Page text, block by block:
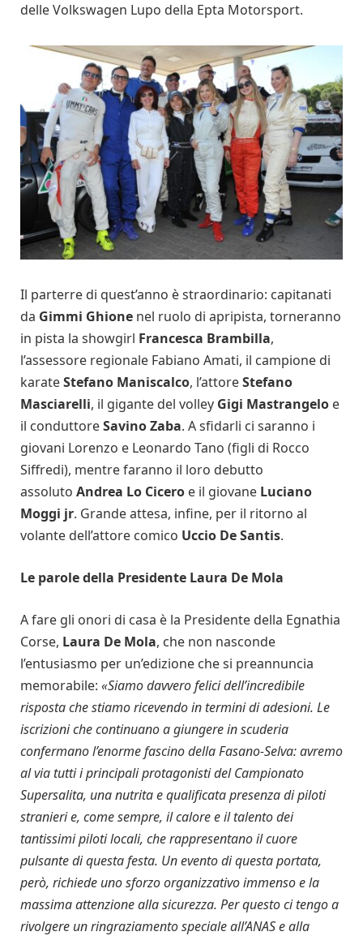
delle Volkswagen Lupo della Epta Motorsport.
Il parterre di quest’anno è straordinario: capitanati
da Gimmi Ghione nel ruolo di apripista, torneranno
in pista la showgirl Francesca Brambilla,
l’assessore regionale Fabiano Amati, il campione di
karateStefano Maniscalco, l’attoreStefano
Masciarelli, il gigante del volley Gigi Mastrangelo e
il conduttoreSavino Zaba. A sfidarli ci saranno i
giovani Lorenzo e Leonardo Tano (figli di Rocco
Siffredi), mentre faranno il loro debutto
assoluto Andrea Lo Cicero e il giovane Luciano
Moggi jr. Grande attesa, infine, per il ritorno al
volante dell’attore comico Uccio De Santis.
Le parole della Presidente Laura De Mola
A fare gli onori di casa è la Presidente della Egnathia
Corse, Laura De Mola, che non nasconde
l’entusiasmo per un’edizione che si preannuncia
memorabile: «Siamo davvero felici dell’incredibile
risposta che stiamo ricevendo in termini di adesioni. Le
iscrizioni che continuano a giungere in scuderia
confermano l’enorme fascino della Fasano-Selva: avremo
al via tutti i principali protagonisti del Campionato
Supersalita, una nutrita e qualificata presenza di piloti
stranieri e, come sempre, il calore e il talento dei
tantissimi piloti locali, che rappresentano il cuore
pulsante di questa festa. Un evento di questa portata,
però, richiede uno sforzo organizzativo immenso e la
massima attenzione alla sicurezza. Per questo ci tengo a
rivolgere un ringraziamento speciale all’ANAS e alla